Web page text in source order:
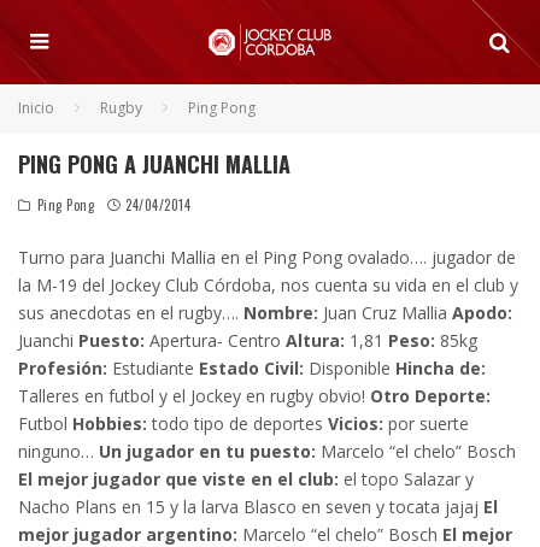
Inicio Rugby Ping Pong
PING PONG A JUANCHI MALLIA
Ping Pong 24/04/2014
Turno para Juanchi Mallia en el Ping Pong ovalado…. jugador de
la M-19 del Jockey Club Córdoba, nos cuenta su vida en el club y
sus anecdotas en el rugby…. Nombre: Juan Cruz Mallia Apodo:
Juanchi Puesto: Apertura- Centro Altura: 1,81 Peso: 85kg
Profesión: Estudiante Estado Civil: Disponible Hincha de:
Talleres en futbol y el Jockey en rugby obvio! Otro Deporte:
Futbol Hobbies: todo tipo de deportes Vicios: por suerte
ninguno… Un jugador en tu puesto: Marcelo “el chelo” Bosch
El mejor jugador que viste en el club: el topo Salazar y
Nacho Plans en 15 y la larva Blasco en seven y tocata jajaj El
mejor jugador argentino: Marcelo “el chelo” Bosch El mejor